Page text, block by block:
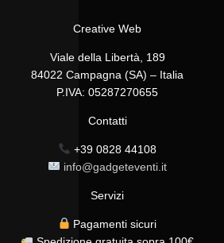
Creative Web
Viale della Libertà, 189
84022 Campagna (SA) – Italia
P.IVA: 05287270655
Contatti
+39 0828 44108
info@gadgeteventi.it
Servizi
Pagamenti sicuri